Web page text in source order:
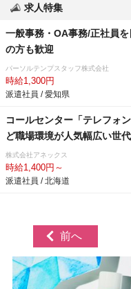
求人特集
一般事務・OA事務/正社員
の方も歓迎
パーソルテンプスタッフ株式会社
時給1,300円
派遣社員 / 愛知県
コールセンター「テレフォ
ど職場環境が人気幅広い世
株式会社アネックス
時給1,400円～
派遣社員 / 北海道
前へ